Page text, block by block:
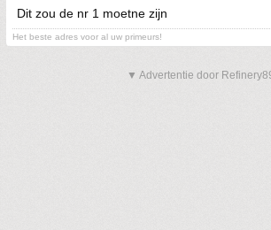
Dit zou de nr 1 moetne zijn
Het beste adres voor al uw primeurs!
▼ Advertentie door